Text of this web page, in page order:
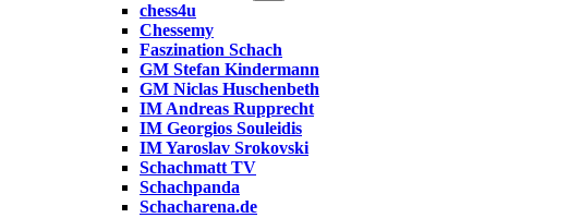
chess4u
Chessemy
Faszination Schach
GM Stefan Kindermann
GM Niclas Huschenbeth
IM Andreas Rupprecht
IM Georgios Souleidis
IM Yaroslav Srokovski
Schachmatt TV
Schachpanda
Schacharena.de